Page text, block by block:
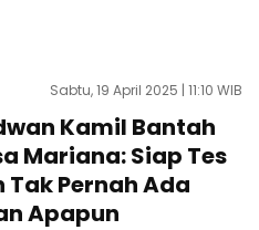
Sabtu, 19 April 2025 | 11:10 WIB
Kamil Bantah
Mariana: Siap Tes
Tak Pernah Ada
Apapun